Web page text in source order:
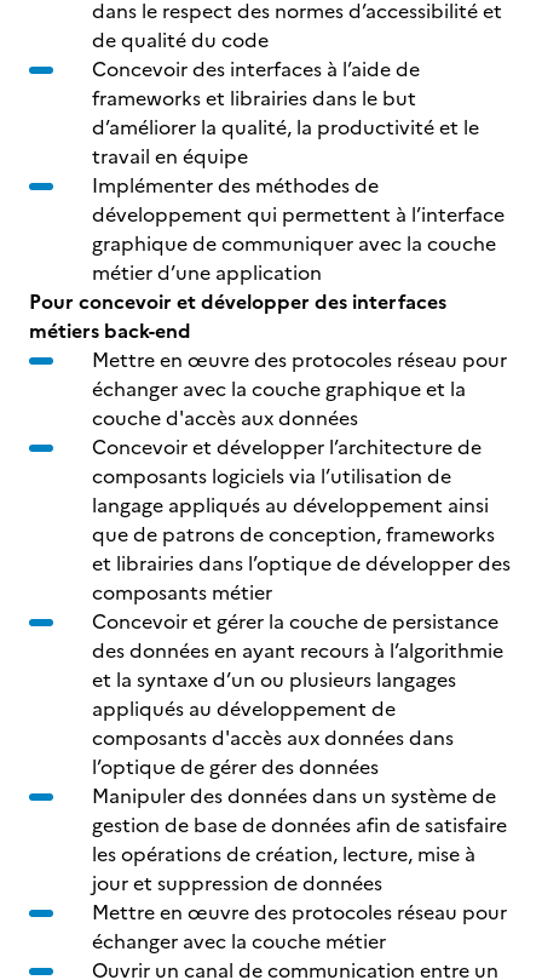
dans le respect des normes d’accessibilité et
de qualité du code
Concevoir des interfaces à l’aide de
frameworks et librairies dans le but
d’améliorer la qualité, la productivité et le
travail en équipe
Implémenter des méthodes de
développement qui permettent à l’interface
graphique de communiquer avec la couche
métier d’une application
Pour concevoir et développer des interfaces
métiers back-end
Mettre en œuvre des protocoles réseau pour
échanger avec la couche graphique et la
couche d'accès aux données
Concevoir et développer l’architecture de
composants logiciels via l’utilisation de
langage appliqués au développement ainsi
que de patrons de conception, frameworks
et librairies dans l’optique de développer des
composants métier
Concevoir et gérer la couche de persistance
des données en ayant recours à l’algorithmie
et la syntaxe d’un ou plusieurs langages
appliqués au développement de
composants d'accès aux données dans
l’optique de gérer des données
Manipuler des données dans un système de
gestion de base de données afin de satisfaire
les opérations de création, lecture, mise à
jour et suppression de données
Mettre en œuvre des protocoles réseau pour
échanger avec la couche métier
Ouvrir un canal de communication entre un